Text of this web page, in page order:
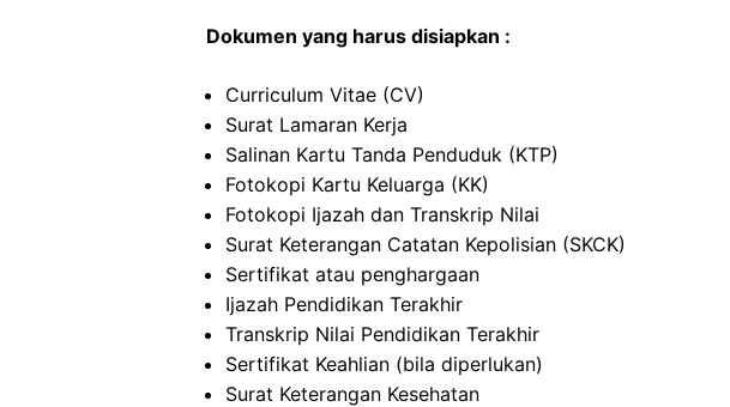
Dokumen yang harus disiapkan :
Curriculum Vitae (CV)
Surat Lamaran Kerja
Salinan Kartu Tanda Penduduk (KTP)
Fotokopi Kartu Keluarga (KK)
Fotokopi Ijazah dan Transkrip Nilai
Surat Keterangan Catatan Kepolisian (SKCK)
Sertifikat atau penghargaan
Ijazah Pendidikan Terakhir
Transkrip Nilai Pendidikan Terakhir
Sertifikat Keahlian (bila diperlukan)
Surat Keterangan Kesehatan